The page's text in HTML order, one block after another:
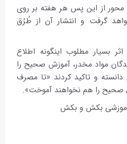
محور از این پس هر هفته بر روی
۶۰ قرار خواهد گرفت و انتشار آن از طُرُق
بسیار مطلوب اینگونه اطلاع
مواد مخدر، آموزش صحیح را
دانسته و تاکید کردند «تا مصرف
صحیح را هم نخواهند آموخت».
بکش و بکش